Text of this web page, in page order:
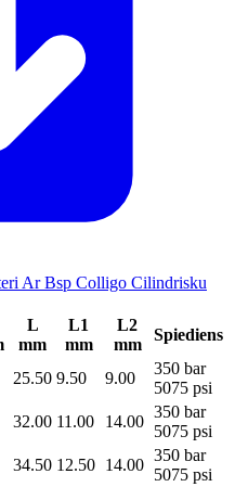
Ar Bsp Colligo Cilindrisku
L
mm
L1
mm
L2
mm
Spiediens
25.50 9.50 9.00
350 bar
5075 psi
32.00 11.00 14.00
350 bar
5075 psi
34.50 12.50 14.00
350 bar
5075 psi